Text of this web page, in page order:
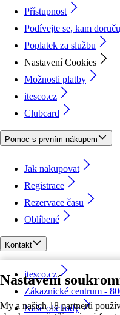
Nastavení
My a našich 18 partnerů
Přístupnost
Podívejte se, kam
Poplatek za službu
Nastavení Cookies
Možnosti platby
itesco.cz
Clubcard
Pomoc s prvním nákupem
Jak nakupovat
Registrace
Rezervace času
Oblíbené
Kontakt
itesco.cz
Zákaznické centrum -
Naše obchody